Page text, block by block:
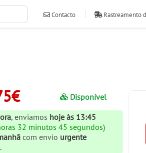
Contacto Rastreamento
Disponível
, enviamos hoje às 13:45
32 minutos 45 segundos)
com envio urgente
.